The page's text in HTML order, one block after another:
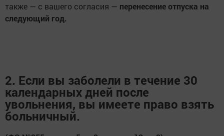
также — с вашего согласия — перенесение отпуска на
следующий год.
2. Если вы заболели в течение 30
календарных дней после
увольнения, вы имеете право взять
больничный.